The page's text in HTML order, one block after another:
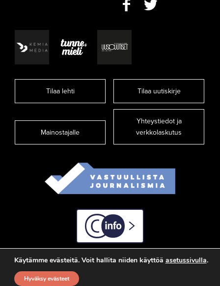
Tilaa lehti Tilaa uutiskirje
Mainostajalle
Yhteystiedot ja
verkkolaskutus
C-info
Käytämme evästeitä. Voit hallita niiden käyttöä asetussivulla.
Hyväksy evästeet